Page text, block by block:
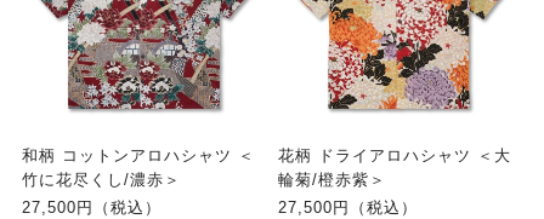
和柄 コットンアロハシャツ ＜
竹に花尽くし/濃赤＞
27,500円（税込）
花柄 ドライアロハシャツ ＜大
輪菊/橙赤紫＞
27,500円（税込）